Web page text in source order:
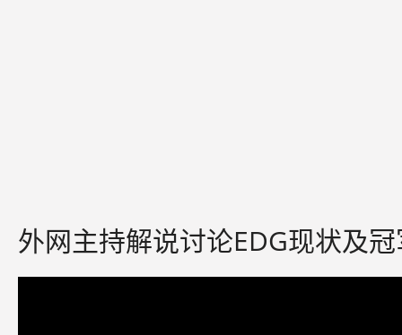
外网主持解说讨论EDG现状及